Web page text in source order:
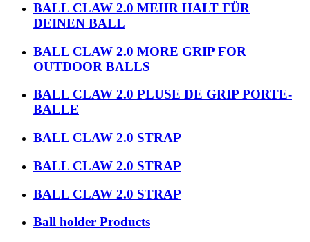
BALL CLAW 2.0 MEHR HALT FÜR
DEINEN BALL
BALL CLAW 2.0 MORE GRIP FOR
OUTDOOR BALLS
BALL CLAW 2.0 PLUSE DE GRIP PORTE-
BALLE
BALL CLAW 2.0 STRAP
BALL CLAW 2.0 STRAP
BALL CLAW 2.0 STRAP
Ball holder Products